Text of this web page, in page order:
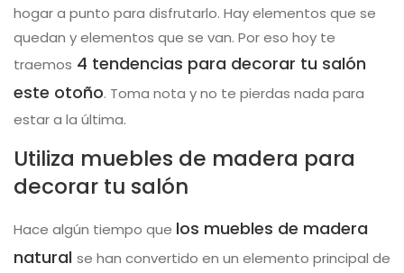
hogar a punto para disfrutarlo. Hay elementos que se
quedan y elementos que se van. Por eso hoy te
traemos 4 tendencias para decorar tu salón
este otoño. Toma nota y no te pierdas nada para
estar a la última.
Utiliza muebles de madera para
decorar tu salón
Hace algún tiempo que los muebles de madera
natural se han convertido en un elemento principal de